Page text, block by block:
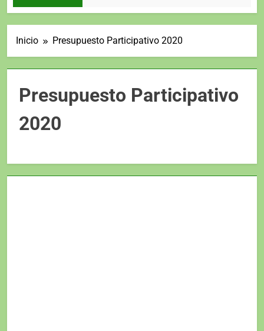
Inicio Presupuesto Participativo 2020
Presupuesto Participativo
2020